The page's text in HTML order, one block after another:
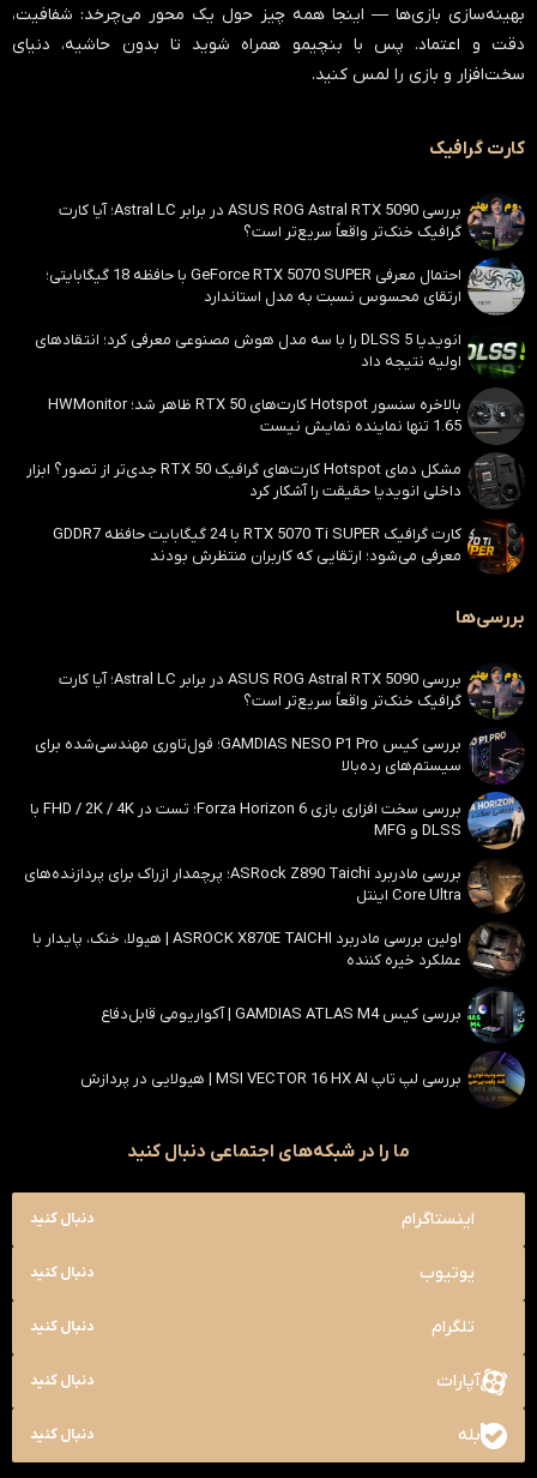
بهینه‌سازی بازی‌ها — اینجا همه چیز حول یک محور می‌چرخد: شفافیت،
دقت و اعتماد. پس با بنچیمو همراه شوید تا بدون حاشیه، دنیای
سخت‌افزار و بازی را لمس کنید.
کارت گرافیک
بررسی ASUS ROG Astral RTX 5090 در برابر Astral LC؛ آیا کارت
گرافیک خنک‌تر واقعاً سریع‌تر است؟
احتمال معرفی GeForce RTX 5070 SUPER با حافظه 18 گیگابایتی؛
ارتقای محسوس نسبت به مدل استاندارد
انویدیا DLSS 5 را با سه مدل هوش مصنوعی معرفی کرد؛ انتقادهای
اولیه نتیجه داد
بالاخره سنسور Hotspot کارت‌های RTX 50 ظاهر شد؛ HWMonitor
1.65 تنها نماینده نمایش نیست
مشکل دمای Hotspot کارت‌های گرافیک RTX 50 جدی‌تر از تصور؟ ابزار
داخلی انویدیا حقیقت را آشکار کرد
کارت گرافیک RTX 5070 Ti SUPER با 24 گیگابایت حافظه GDDR7
معرفی می‌شود؛ ارتقایی که کاربران منتظرش بودند
بررسی‌ها
بررسی ASUS ROG Astral RTX 5090 در برابر Astral LC؛ آیا کارت
گرافیک خنک‌تر واقعاً سریع‌تر است؟
بررسی کیس GAMDIAS NESO P1 Pro؛ فول‌تاوری مهندسی‌شده برای
سیستم‌های رده‌بالا
بررسی سخت افزاری بازی Forza Horizon 6؛ تست در FHD / 2K / 4K با
DLSS و MFG
بررسی مادربرد ASRock Z890 Taichi؛ پرچمدار ازراک برای پردازنده‌های
Core Ultra اینتل
اولین بررسی مادربرد ASROCK X870E TAICHI | هیولا، خنک، پایدار با
عملکرد خیره کننده
بررسی کیس GAMDIAS ATLAS M4 | آکواریومی قابل‌دفاع
بررسی لپ تاپ MSI VECTOR 16 HX AI | هیولایی در پردازش
ما را در شبکه‌های اجتماعی دنبال کنید
اینستاگرام دنبال کنید
یوتیوب دنبال کنید
تلگرام دنبال کنید
آپارات دنبال کنید
بله دنبال کنید